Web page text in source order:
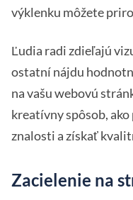
výklenku môžete
Ľudia radi zdieľajú
ostatní nájdu
na vašu webovú
kreatívny spôsob,
znalosti a získať
Zacielenie na